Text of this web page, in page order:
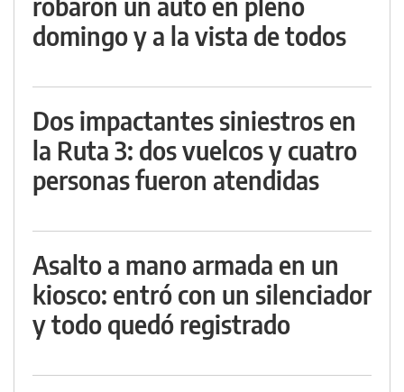
domingo y a la vista de todos
Dos impactantes siniestros en
la Ruta 3: dos vuelcos y cuatro
personas fueron atendidas
Asalto a mano armada en un
kiosco: entró con un silenciador
y todo quedó registrado